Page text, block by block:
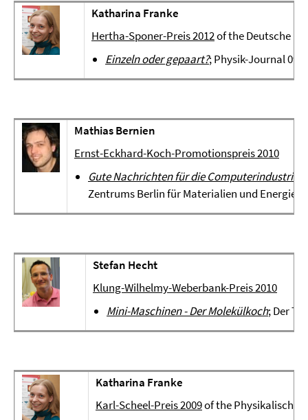
Katharina Franke
Hertha-Sponer-Preis 2012of the Deutsche
Einzeln oder gepaart?; Physik-Journal 09/
Mathias Bernien
Ernst-Eckhard-Koch-Promotionspreis 2010
Gute Nachrichten für die Computerindustrie
Zentrums Berlin für Materialien und Energie
Stefan Hecht
Klung-Wilhelmy-Weberbank-Preis 2010
Mini-Maschinen - Der Molekülkoch; Der
Katharina Franke
Karl-Scheel-Preis 2009of the Physikalische